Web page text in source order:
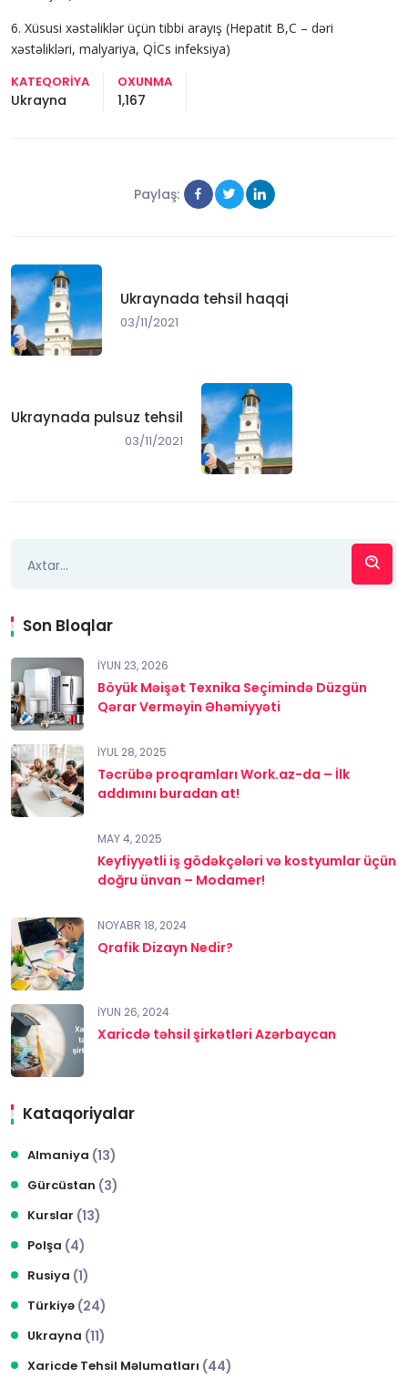
6. Xüsusi xəstəliklər üçün tibbi arayış (Hepatit B,C – dəri
xəstəlikləri, malyariya, QİCs infeksiya)
KATEQORIYA
Ukrayna
OXUNMA
1,167
Paylaş:
Ukraynada tehsil haqqi
03/11/2021
Ukraynada pulsuz tehsil
03/11/2021
Son Bloqlar
İYUN 23, 2026
Böyük Məişət Texnika Seçimində Düzgün
Qərar Verməyin Əhəmiyyəti
İYUL 28, 2025
Təcrübə proqramları Work.az-da – İlk
addımını buradan at!
MAY 4, 2025
Keyfiyyətli iş gödəkçələri və kostyumlar üçün
doğru ünvan – Modamer!
NOYABR 18, 2024
Qrafik Dizayn Nedir?
İYUN 26, 2024
Xaricdə təhsil şirkətləri Azərbaycan
Kataqoriyalar
Almaniya (13)
Gürcüstan (3)
Kurslar (13)
Polşa (4)
Rusiya (1)
Türkiyə (24)
Ukrayna (11)
Xaricde Tehsil Məlumatları (44)